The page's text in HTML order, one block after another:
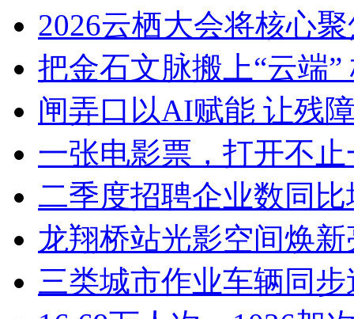
2026云栖大会将核心
把金石文脉搬上“云端
闸弄口以AI赋能 让残
一张电影票，打开不
二季度招聘企业数同比
龙翔桥站光影空间焕
三类城市作业车辆同